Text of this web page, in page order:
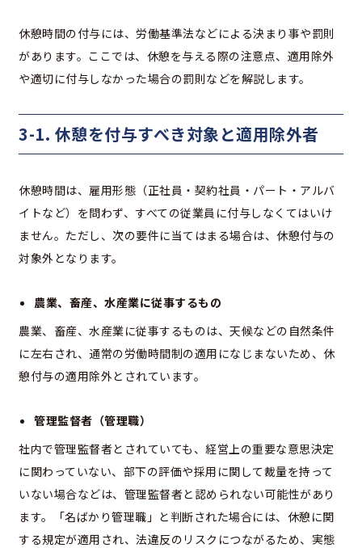
休憩時間の付与には、労働基準法などによる決まり事や罰則
があります。ここでは、休憩を与える際の注意点、適用除外
や適切に付与しなかった場合の罰則などを解説します。
3-1. 休憩を付与すべき対象と適用除外者
休憩時間は、雇用形態（正社員・契約社員・パート・アルバ
イトなど）を問わず、すべての従業員に付与しなくてはいけ
ません。ただし、次の要件に当てはまる場合は、休憩付与の
対象外となります。
農業、畜産、水産業に従事するもの
農業、畜産、水産業に従事するものは、天候などの自然条件
に左右され、通常の労働時間制の適用になじまないため、休
憩付与の適用除外とされています。
管理監督者（管理職）
社内で管理監督者とされていても、経営上の重要な意思決定
に関わっていない、部下の評価や採用に関して裁量を持って
いない場合などは、管理監督者と認められない可能性があり
ます。「名ばかり管理職」と判断された場合には、休憩に関
する規定が適用され、法違反のリスクにつながるため、実態